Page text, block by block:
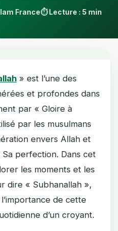
France⏱️ Lecture : 5 min
» est l’une des
et profondes dans
par « Gloire à
par les musulmans
envers Allah et
perfection. Dans cet
les moments et les
dire « Subhanallah »,
de cette
d’un croyant.